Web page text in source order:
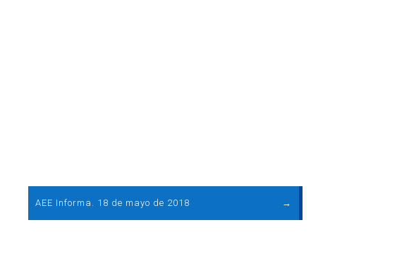
AEE Informa. 18 de mayo de 2018 →